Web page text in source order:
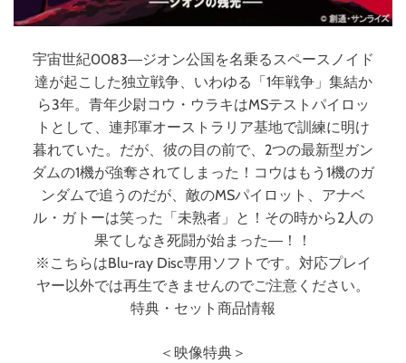
宇宙世紀0083―ジオン公国を名乗るスペースノイド
達が起こした独立戦争、いわゆる「1年戦争」集結か
ら3年。青年少尉コウ・ウラキはMSテストパイロッ
トとして、連邦軍オーストラリア基地で訓練に明け
暮れていた。だが、彼の目の前で、2つの最新型ガン
ダムの1機が強奪されてしまった！コウはもう1機のガ
ンダムで追うのだが、敵のMSパイロット、アナベ
ル・ガトーは笑った「未熟者」と！その時から2人の
果てしなき死闘が始まった―！！
※こちらはBlu-ray Disc専用ソフトです。対応プレイ
ヤー以外では再生できませんのでご注意ください。
特典・セット商品情報
＜映像特典＞